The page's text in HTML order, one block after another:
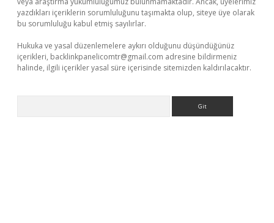
yazdıkları içeriklerin sorumluluğunu taşımakta olup, siteye üye olarak
bu sorumluluğu kabul etmiş sayılırlar.
Hukuka ve yasal düzenlemelere aykırı olduğunu düşündüğünüz
içerikleri, backlinkpanelicomtr@gmail.com adresine bildirmeniz
halinde, ilgili içerikler yasal süre içerisinde sitemizden kaldırılacaktır.